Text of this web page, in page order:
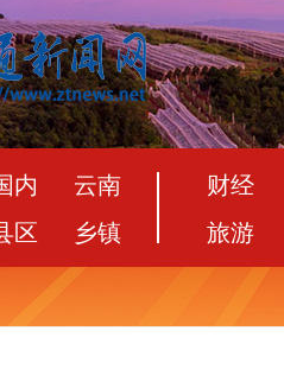
内
云南
区 乡镇
财经
旅游